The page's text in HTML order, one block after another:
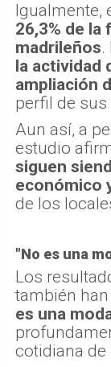
Igualmente,
26,3% de
madrileños.
la
ampliación
perfil de sus
Aun así, a
estudio
siguen
económico
de los
"No es una
Los
también
es una
cotidiana de